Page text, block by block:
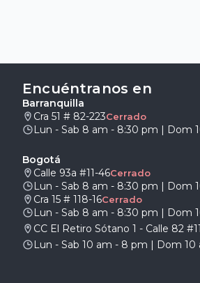
Encuéntranos en
Barranquilla
Cra 51 # 82-223Cerrado
Lun - Sab 8 am - 8:30 pm | Dom
Bogotá
Calle 93a #11-46Cerrado
Lun - Sab 8 am - 8:30 pm | Dom
Cra 15 # 118-16Cerrado
Lun - Sab 8 am - 8:30 pm | Dom
CC El Retiro Sótano 1 - Calle 82
Lun - Sab 10 am - 8 pm | Dom 10